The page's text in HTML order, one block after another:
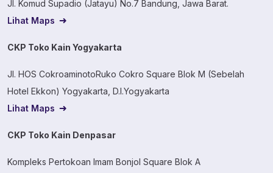
Jl. Komud Supadio (Jatayu) No.7 Bandung, Jawa Barat.
Lihat Maps
CKP Toko Kain Yogyakarta
Jl. HOS CokroaminotoRuko Cokro Square Blok M (Sebelah
Hotel Ekkon) Yogyakarta, D.I.Yogyakarta
Lihat Maps
CKP Toko Kain Denpasar
Kompleks Pertokoan Imam Bonjol Square Blok A